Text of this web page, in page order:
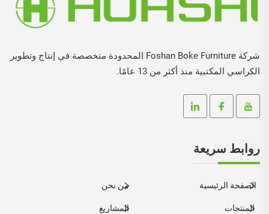
شركة Foshan Boke Furniture المحدودة متخصصة في إنتاج وتطوير
الكراسي المكتبية منذ أكثر من 13 عامًا.
روابط سريعة
الصفحة الرئيسية من نحن
المنتجات المشاريع